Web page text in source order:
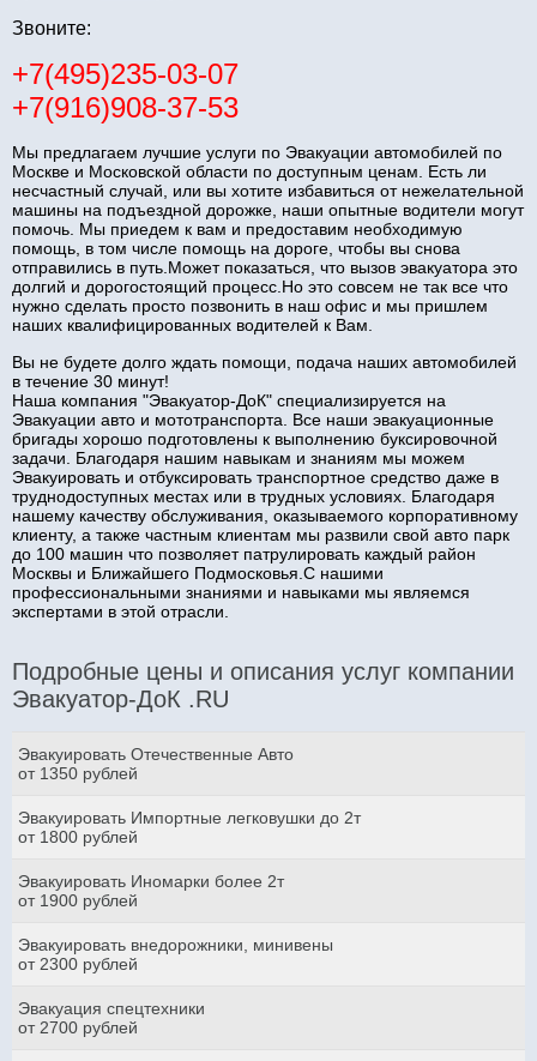
Звоните:
+7(495)235-03-07
+7(916)908-37-53
Мы предлагаем лучшие услуги по Эвакуации автомобилей по
Москве и Московской области по доступным ценам. Есть ли
несчастный случай, или вы хотите избавиться от нежелательной
машины на подъездной дорожке, наши опытные водители могут
помочь. Мы приедем к вам и предоставим необходимую
помощь, в том числе помощь на дороге, чтобы вы снова
отправились в путь.Может показаться, что вызов эвакуатора это
долгий и дорогостоящий процесс.Но это совсем не так все что
нужно сделать просто позвонить в наш офис и мы пришлем
наших квалифицированных водителей к Вам.
Вы не будете долго ждать помощи, подача наших автомобилей
в течение 30 минут!
Наша компания "Эвакуатор-ДоК" специализируется на
Эвакуации авто и мототранспорта. Все наши эвакуационные
бригады хорошо подготовлены к выполнению буксировочной
задачи. Благодаря нашим навыкам и знаниям мы можем
Эвакуировать и отбуксировать транспортное средство даже в
труднодоступных местах или в трудных условиях. Благодаря
нашему качеству обслуживания, оказываемого корпоративному
клиенту, а также частным клиентам мы развили свой авто парк
до 100 машин что позволяет патрулировать каждый район
Москвы и Ближайшего Подмосковья.С нашими
профессиональными знаниями и навыками мы являемся
экспертами в этой отрасли.
Подробные цены и описания услуг компании
Эвакуатор-ДоК .RU
Эвакуировать Отечественные Авто
от 1350 рублей
Эвакуировать Импортные легковушки до 2т
от 1800 рублей
Эвакуировать Иномарки более 2т
от 1900 рублей
Эвакуировать внедорожники, минивены
от 2300 рублей
Эвакуация спецтехники
от 2700 рублей